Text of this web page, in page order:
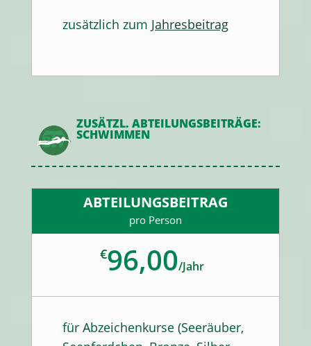
zusätzlich zum Jahresbeitrag
ZUSÄTZL. ABTEILUNGSBEITRÄGE:
SCHWIMMEN
ABTEILUNGSBEITRAG
pro Person
€96,00/Jahr
für Abzeichenkurse (Seeräuber,